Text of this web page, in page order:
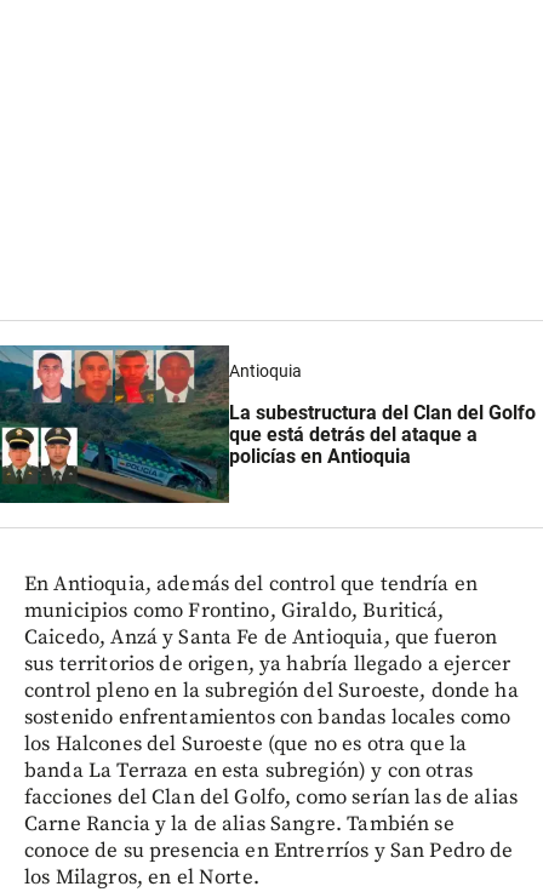
Antioquia
La subestructura del Clan del Golfo
que está detrás del ataque a
policías en Antioquia
En Antioquia, además del control que tendría en
municipios como Frontino, Giraldo, Buriticá,
Caicedo, Anzá y Santa Fe de Antioquia, que fueron
sus territorios de origen, ya habría llegado a ejercer
control pleno en la subregión del Suroeste, donde ha
sostenido enfrentamientos con bandas locales como
los Halcones del Suroeste (que no es otra que la
banda La Terraza en esta subregión) y con otras
facciones del Clan del Golfo, como serían las de alias
Carne Rancia y la de alias Sangre. También se
conoce de su presencia en Entrerríos y San Pedro de
los Milagros, en el Norte.